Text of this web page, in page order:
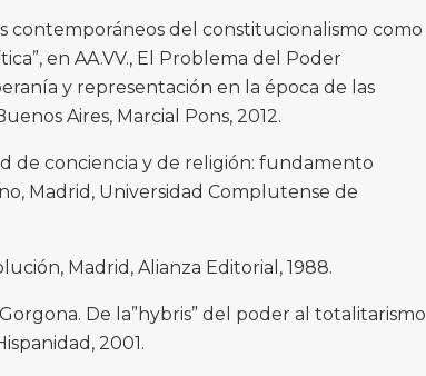
contemporáneos del constitucionalismo como
en AA.VV., El Problema del Poder
y representación en la época de las
Aires, Marcial Pons, 2012.
de conciencia y de religión: fundamento
Madrid, Universidad Complutense de
Madrid, Alianza Editorial, 1988.
De la”hybris” del poder al totalitarismo
2001.